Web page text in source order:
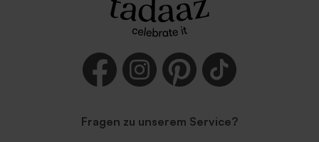
Fragen zu unserem Service?